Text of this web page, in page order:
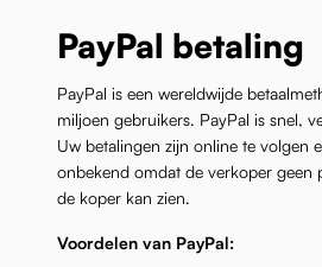
PayPal betaling
PayPal is een wereldwijde
miljoen gebruikers. PayPal is snel,
Uw betalingen zijn online te volgen
onbekend omdat de verkoper geen
de koper kan zien.
Voordelen van PayPal: